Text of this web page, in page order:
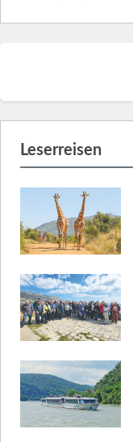
Leserreisen